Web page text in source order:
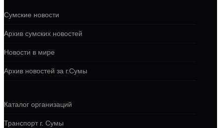
Сумские новости
Архив сумских новостей
Новости в мире
Архив новостей за г.Сумы
Каталог организаций
Транспорт г. Сумы